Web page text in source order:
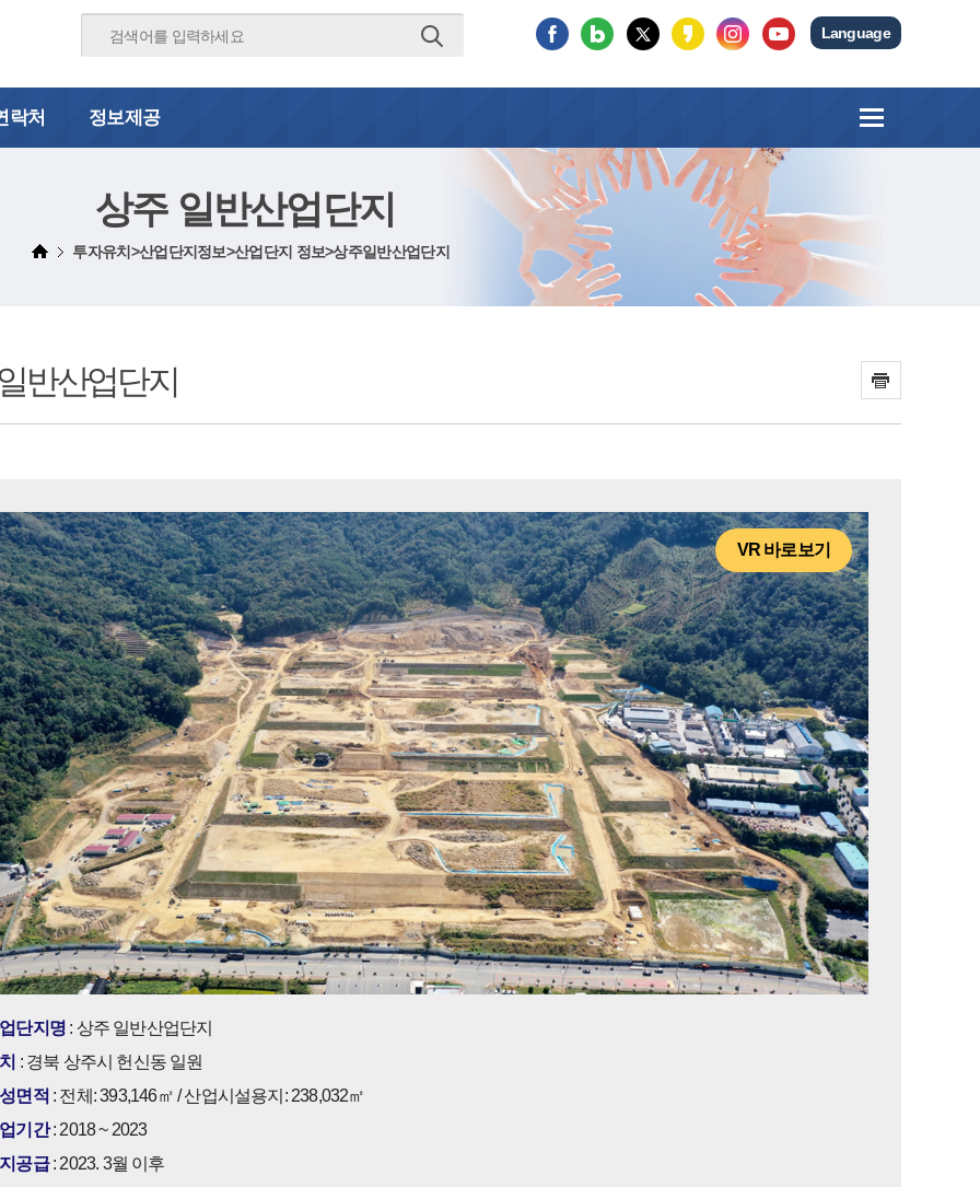
Language
락처 정보제공
상주 일반산업단지
투자유치>산업단지정보>산업단지 정보>상주일반산업단지
반산업단지
VR 바로보기
단지명 : 상주 일반산업단지
: 경북 상주시 헌신동 일원
면적 : 전체: 393,146㎡ / 산업시설용지: 238,032㎡
기간: 2018 ~ 2023
공급: 2023. 3월 이후